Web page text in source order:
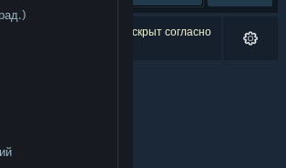
запросу: 0. 1 продукт скрыт согласно